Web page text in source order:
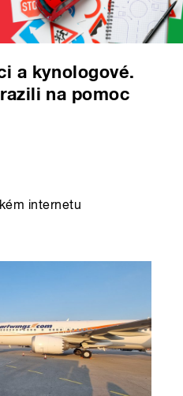
a kynologové.
na pomoc
internetu